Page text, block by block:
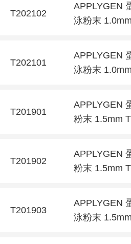
T202102
APPLYGEN
泳粉末
T202101
APPLYGEN
泳粉末
T201901
APPLYGEN
粉末 1.5mm
T201902
APPLYGEN
粉末 1.5mm
T201903
APPLYGEN
泳粉末